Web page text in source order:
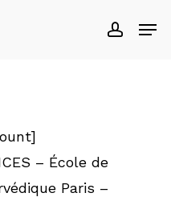
– École de
Paris –